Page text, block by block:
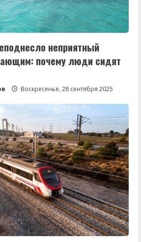
неприятный
почему люди сидят
Воскресенье, 28 сентября 2025